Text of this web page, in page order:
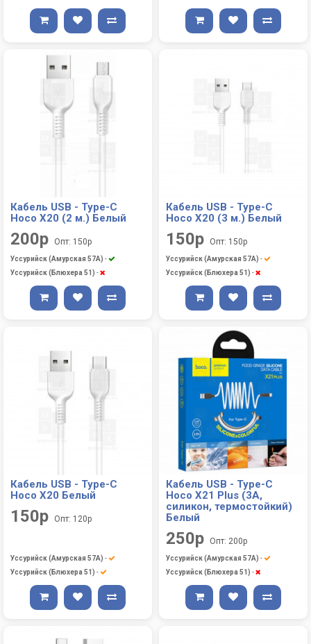
Кабель USB - Type-C
Hoco X20 (2 м.) Белый
200р Опт: 150р
Уссурийск (Амурская 57А) -
Уссурийск (Блюхера 51) -
Кабель USB - Type-C
Hoco X20 (3 м.) Белый
150р Опт: 150р
Уссурийск (Амурская 57А) -
Уссурийск (Блюхера 51) -
Кабель USB - Type-C
Hoco X20 Белый
150р Опт: 120р
Уссурийск (Амурская 57А) -
Уссурийск (Блюхера 51) -
Кабель USB - Type-C
Hoco X21 Plus (3A,
силикон, термостойкий)
Белый
250р Опт: 200р
Уссурийск (Амурская 57А) -
Уссурийск (Блюхера 51) -